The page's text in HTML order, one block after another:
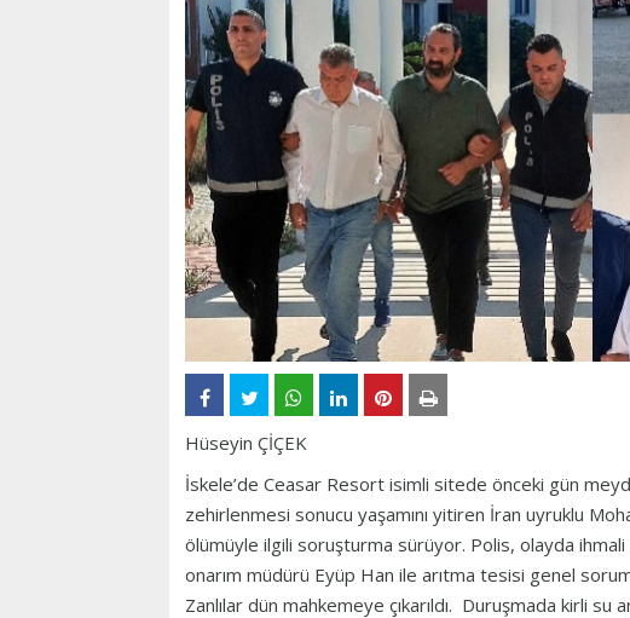
Hüseyin ÇİÇEK
İskele’de Ceasar Resort isimli sitede önceki gün
zehirlenmesi sonucu yaşamını yitiren İran uyruklu
ölümüyle ilgili soruşturma sürüyor. Polis, olayda ihmali
onarım müdürü Eyüp Han ile arıtma tesisi genel
Zanlılar dün mahkemeye çıkarıldı. Duruşmada kirli